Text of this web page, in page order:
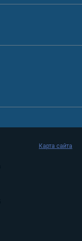
Карта сайта